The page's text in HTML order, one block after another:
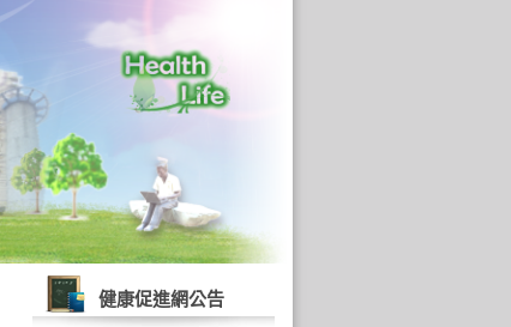
健康促進網公告